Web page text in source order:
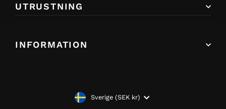
UTRUSTNING
INFORMATION
VALUTASverige (SEK kr)